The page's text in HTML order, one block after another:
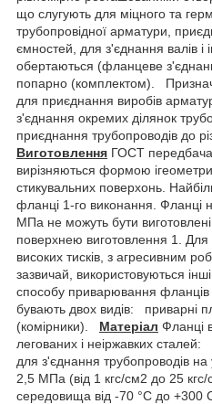
що слугують для міцного та
трубопровідної арматури,
ємностей, для з'єднання валів
обертаються (фланцеве
попарно (комплектом).
для приєднання виробів
з'єднання окремих ділянок
приєднання трубопроводів до
Виготовлення ГОСТ
вирізняються формою
стикувальних поверхонь.
фланці 1-го виконання. Фланці
МПа не можуть бути
поверхнею виготовлення 1.
високих тисків, з агресивним
зазвичай, використовуються
способу приварювання
бувають двох видів: приварні
(комірники). Матеріал Фланці
легованих і неіржавких сталей:
для з'єднання трубопроводів
2,5 МПа (від 1 кгс/см2 до 25 кгс/
середовища від -70 °C до +300